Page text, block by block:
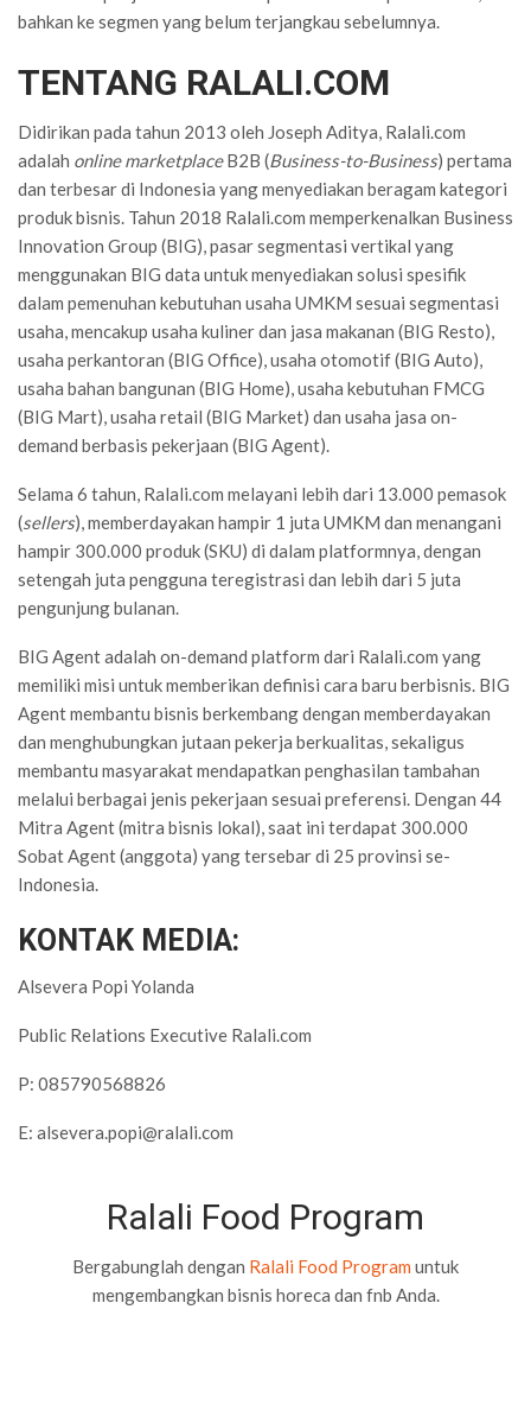
bahkan ke segmen yang belum terjangkau sebelumnya.
TENTANG RALALI.COM
Didirikan pada tahun 2013 oleh Joseph Aditya, Ralali.com
adalah online marketplaceB2B (Business-to-Business) pertama
dan terbesar di Indonesia yang menyediakan beragam kategori
produk bisnis. Tahun 2018 Ralali.com memperkenalkan Business
Innovation Group (BIG), pasar segmentasi vertikal yang
menggunakan BIG data untuk menyediakan solusi spesifik
dalam pemenuhan kebutuhan usaha UMKM sesuai segmentasi
usaha, mencakup usaha kuliner dan jasa makanan (BIG Resto),
usaha perkantoran (BIG Office), usaha otomotif (BIG Auto),
usaha bahan bangunan (BIG Home), usaha kebutuhan FMCG
(BIG Mart), usaha retail (BIG Market) dan usaha jasa on-
demand berbasis pekerjaan (BIG Agent).
Selama 6 tahun, Ralali.com melayani lebih dari 13.000 pemasok
(sellers), memberdayakan hampir 1 juta UMKM dan menangani
hampir 300.000 produk (SKU) di dalam platformnya, dengan
setengah juta pengguna teregistrasi dan lebih dari 5 juta
pengunjung bulanan.
BIG Agent adalah on-demand platform dari Ralali.com yang
memiliki misi untuk memberikan definisi cara baru berbisnis. BIG
Agent membantu bisnis berkembang dengan memberdayakan
dan menghubungkan jutaan pekerja berkualitas, sekaligus
membantu masyarakat mendapatkan penghasilan tambahan
melalui berbagai jenis pekerjaan sesuai preferensi. Dengan 44
Mitra Agent (mitra bisnis lokal), saat ini terdapat 300.000
Sobat Agent (anggota) yang tersebar di 25 provinsi se-
Indonesia.
KONTAK MEDIA:
Alsevera Popi Yolanda
Public Relations Executive Ralali.com
P: 085790568826
E: alsevera.popi@ralali.com
Ralali Food Program
Bergabunglah dengan Ralali Food Program untuk
mengembangkan bisnis horeca dan fnb Anda.